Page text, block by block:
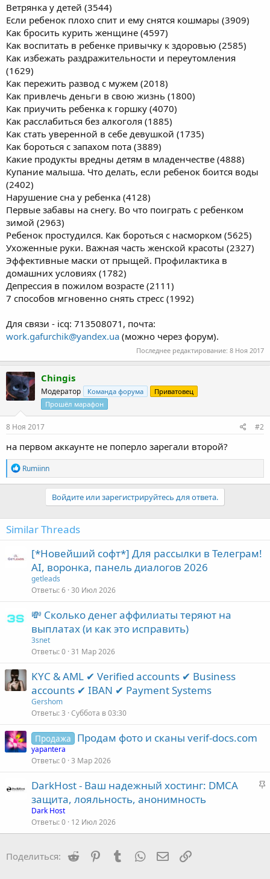
Ветрянка у детей (3544)
Если ребенок плохо спит и ему снятся кошмары (3909)
Как бросить курить женщине (4597)
Как воспитать в ребенке привычку к здоровью (2585)
Как избежать раздражительности и переутомления
(1629)
Как пережить развод с мужем (2018)
Как привлечь деньги в свою жизнь (1800)
Как приучить ребенка к горшку (4070)
Как расслабиться без алкоголя (1885)
Как стать уверенной в себе девушкой (1735)
Как бороться с запахом пота (3889)
Какие продукты вредны детям в младенчестве (4888)
Купание малыша. Что делать, если ребенок боится воды
(2402)
Нарушение сна у ребенка (4128)
Первые забавы на снегу. Во что поиграть с ребенком
зимой (2963)
Ребенок простудился. Как бороться с насморком (5625)
Ухоженные руки. Важная часть женской красоты (2327)
Эффективные маски от прыщей. Профилактика в
домашних условиях (1782)
Депрессия в пожилом возрасте (2111)
7 способов мгновенно снять стресс (1992)
Для связи - icq: 713508071, почта:
work.gafurchik@yandex.ua (можно через форум).
Последнее редактирование: 8 Ноя 2017
Chingis
Модератор Команда форума
Приватовец
Прошёл марафон
8 Ноя 2017 #2
на первом аккаунте не поперло зарегали второй?
Р
е
а
и
:
Rumiinn
Войдите или зарегистрируйтесь для ответа.
Similar Threads
[*Новейший софт*] Для рассылки в Телеграм!
AI, воронка, панель диалогов 2026
getleads
Ответы 6 30 Июл 2026
💸 Сколько денег аффилиаты теряют на
выплатах (и как это исправить)
3snet
Ответы 0 31 Мар 2026
KYC & AML ✔ Verified accounts ✔ Business
accounts ✔ IBAN ✔ Payment Systems
Gershom
Ответы 3 Суббота в 03:30
Продажа Продам фото и сканы verif-docs.com
yapantera
Ответы 0 3 Мар 2026
З
е
DarkHost - Ваш надежный хостинг: DMCA
защита, лояльность, анонимность
Dark Host
Ответы 0 12 Июл 2026
Поделиться: Reddit PinterestTumblrWhatsAppЭлектронная почта
Ссылка